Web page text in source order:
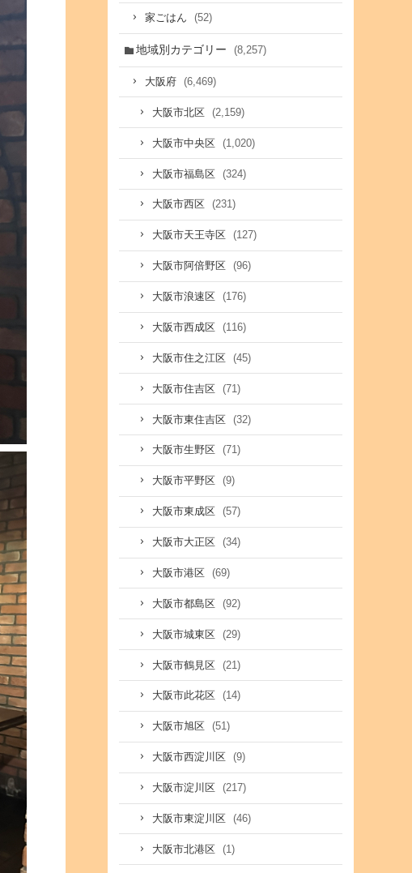
家ごはん (52)
地域別カテゴリー (8,257)
大阪府 (6,469)
大阪市北区 (2,159)
大阪市中央区 (1,020)
大阪市福島区 (324)
大阪市西区 (231)
大阪市天王寺区 (127)
大阪市阿倍野区 (96)
大阪市浪速区 (176)
大阪市西成区 (116)
大阪市住之江区 (45)
大阪市住吉区 (71)
大阪市東住吉区 (32)
大阪市生野区 (71)
大阪市平野区 (9)
大阪市東成区 (57)
大阪市大正区 (34)
大阪市港区 (69)
大阪市都島区 (92)
大阪市城東区 (29)
大阪市鶴見区 (21)
大阪市此花区 (14)
大阪市旭区 (51)
大阪市西淀川区 (9)
大阪市淀川区 (217)
大阪市東淀川区 (46)
大阪市北港区 (1)